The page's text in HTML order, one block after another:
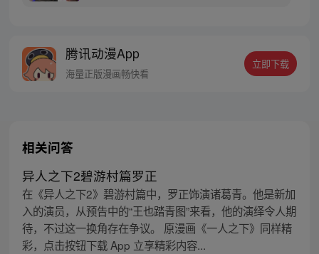
密，张楚岚的生活被彻底颠覆，与冯宝宝一
同踏上“异人”之旅。
腾讯动漫App
海量正版漫画畅快看
立即下载
相关问答
异人之下2碧游村篇罗正
在《异人之下2》碧游村篇中，罗正饰演诸葛青。他是新加
入的演员，从预告中的“王也踏青图”来看，他的演绎令人期
待，不过这一换角存在争议。 原漫画《一人之下》同样精
彩，点击按钮下载 App 立享精彩内容...